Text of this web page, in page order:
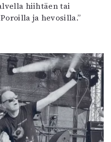
hiihtäen tai
ja hevosilla.”